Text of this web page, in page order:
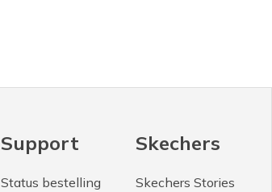
Support
Status bestelling
Skechers
Skechers Stories